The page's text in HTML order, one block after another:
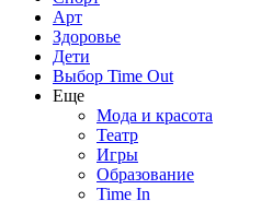
Арт
Здоровье
Дети
Выбор Time Out
Еще
Мода и красота
Театр
Игры
Образование
Time In